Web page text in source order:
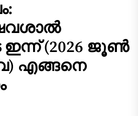
ഇന്ന്‌ (2026 ജൂൺ
എങ്ങനെ